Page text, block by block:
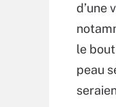
d’une
le
peau